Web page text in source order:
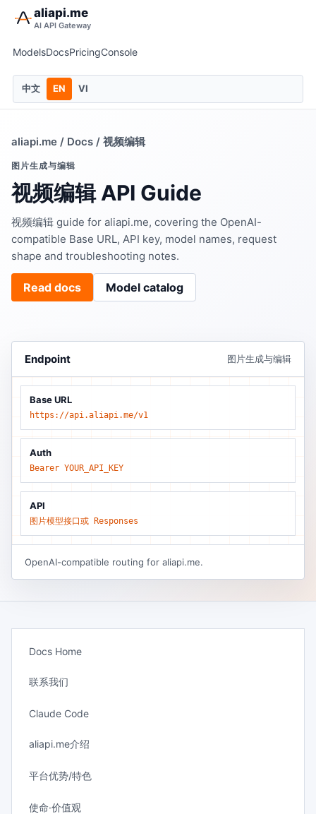
aliapi.me
AI API Gateway
ModelsDocsPricingConsole
中文 EN VI
aliapi.me / Docs / 视频编辑
图片生成与编辑
视频编辑 API Guide
视频编辑 guide for aliapi.me, covering the OpenAI-
compatible Base URL, API key, model names, request
shape and troubleshooting notes.
Read docs Model catalog
Endpoint 图片生成与编辑
Base URL
https://api.aliapi.me/v1
Auth
Bearer YOUR_API_KEY
API
图片模型接口或 Responses
OpenAI-compatible routing for aliapi.me.
Docs Home
联系我们
Claude Code
aliapi.me介绍
平台优势/特色
使命·价值观